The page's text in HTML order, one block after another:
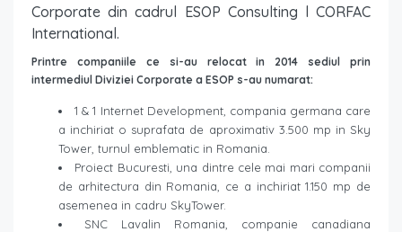
Corporate din cadrul ESOP Consulting l CORFAC
International.
Printre companiile ce si-au relocat in 2014 sediul prin
intermediul Diviziei Corporate a ESOP s-au numarat:
1 & 1 Internet Development, compania germana care
a inchiriat o suprafata de aproximativ 3.500 mp in Sky
Tower, turnul emblematic in Romania.
Proiect Bucuresti, una dintre cele mai mari companii
de arhitectura din Romania, ce a inchiriat 1.150 mp de
asemenea in cadru SkyTower.
SNC Lavalin Romania, companie canadiana